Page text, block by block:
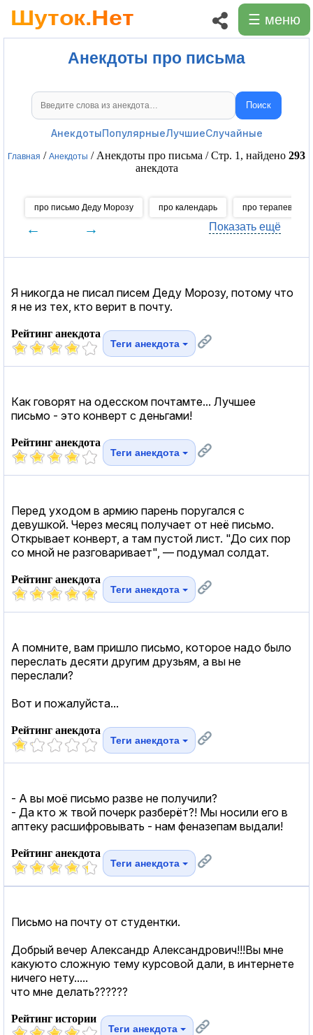
☰ меню
Анекдоты про письма
Поиск анекдотов Поиск
АнекдотыПопулярныеЛучшиеСлучайные
Главная / Анекдоты / Анекдоты про письма / Стр. 1, найдено 293
анекдота
про письмо Деду Морозу про календарь про терапевтов
← → Показать ещё
Я никогда не писал писем Деду Морозу, потому что
я не из тех, кто верит в почту.
Рейтинг анекдота
Теги анекдота
Как говорят на одесском почтамте... Лучшее
письмо - это конверт с деньгами!
Рейтинг анекдота
Теги анекдота
Перед уходом в армию парень поругался с
девушкой. Через месяц получает от неё письмо.
Открывает конверт, а там пустой лист. "До сих пор
со мной не разговаривает", — подумал солдат.
Рейтинг анекдота
Теги анекдота
А помните, вам пришло письмо, которое надо было
переслать десяти другим друзьям, а вы не
переслали?
Вот и пожалуйста...
Рейтинг анекдота
Теги анекдота
- А вы моё письмо разве не получили?
- Да кто ж твой почерк разберёт?! Мы носили его в
аптеку расшифровывать - нам феназепам выдали!
Рейтинг анекдота
Теги анекдота
Письмо на почту от студентки.
Добрый вечер Александр Александрович!!!Вы мне
какуюто сложную тему курсовой дали, в интернете
ничего нету.....
что мне делать??????
Рейтинг истории
Теги анекдота